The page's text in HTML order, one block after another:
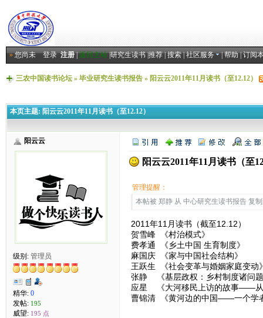
»您尚未登录 注册|返回主站|研究生读书|推荐|搜索|社区服务 |帮助|订阅
三农中国读书论坛» 毕业研究生读书报告» 阳云云2011年11月读书（至12.12）
本页主题: 阳云云2011年11月读书（至12.12）
阳云云
级别: 管理员
精华: 0
发帖: 195
威望: 195 点
阳云云2011年11月读书（至
管理提醒：
本帖被 郑静 从 中心研究生读书报告 复
2011年11月读书（截至12.12）
贺雪峰 《村治模式》
费孝通 《乡土中国 生育制度》
麻国庆 《家与中国社会结构》
王跃生 《社会变革与婚姻家庭变动
张静 《基层政权：乡村制度诸问
应星 《大河移民上访的故事——从“
曹锦清 《黄河边的中国——一个学